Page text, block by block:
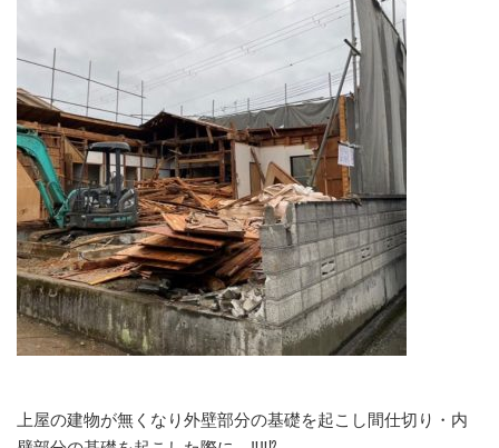
上屋の建物が無くなり外壁部分の基礎を起こし間仕切り・内